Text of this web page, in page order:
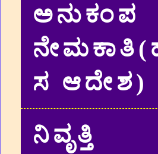
ಅನುಕಂಪ
ಸ ಆದೇಶ)
ನಿವೃತ್ತಿ